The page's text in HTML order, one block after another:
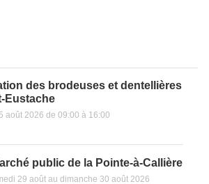
des brodeuses et dentellières
Eustache
août 2026 de 09:00 à 16:00
public de la Pointe-à-Callière
29 août au dimanche 30 août 2026